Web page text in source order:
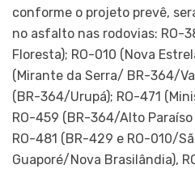
conforme o projeto prevê,
no asfalto nas rodovias: RO-
Floresta); RO-010 (Nova
(Mirante da Serra/ BR-364/
(BR-364/Urupá); RO-471
RO-459 (BR-364/Alto
RO-481 (BR-429 e RO-010/
Guaporé/Nova Brasilândia),